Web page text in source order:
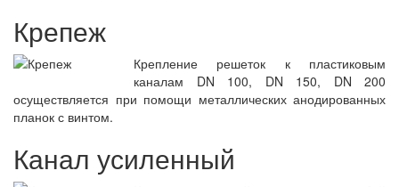
Крепеж
Крепление решеток к пластиковым
каналам DN 100, DN 150, DN 200
осуществляется при помощи металлических анодированных
планок с винтом.
Канал усиленный